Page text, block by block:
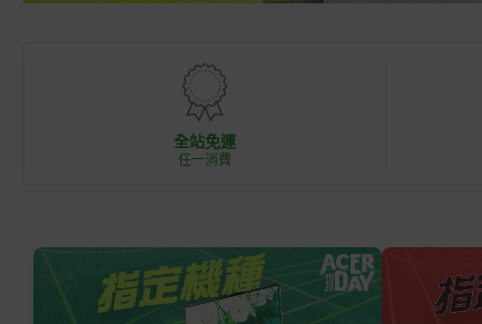
全站免運
任一消費